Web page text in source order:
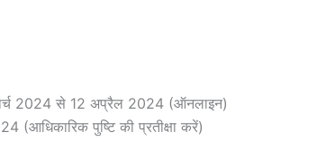
2024 से 12 अप्रैल 2024 (ऑनलाइन)
(आधिकारिक पुष्टि की प्रतीक्षा करें)